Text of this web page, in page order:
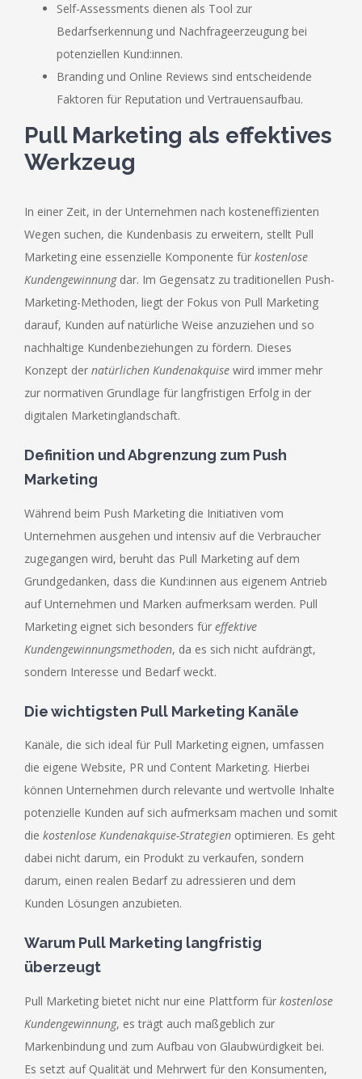
Self-Assessments dienen als Tool zur
Bedarfserkennung und Nachfrageerzeugung bei
potenziellen Kund:innen.
Branding und Online Reviews sind entscheidende
Faktoren für Reputation und Vertrauensaufbau.
Pull Marketing als effektives
Werkzeug
In einer Zeit, in der Unternehmen nach kosteneffizienten
Wegen suchen, die Kundenbasis zu erweitern, stellt Pull
Marketing eine essenzielle Komponente für kostenlose
Kundengewinnungdar. Im Gegensatz zu traditionellen Push-
Marketing-Methoden, liegt der Fokus von Pull Marketing
darauf, Kunden auf natürliche Weise anzuziehen und so
nachhaltige Kundenbeziehungen zu fördern. Dieses
Konzept der natürlichen Kundenakquise wird immer mehr
zur normativen Grundlage für langfristigen Erfolg in der
digitalen Marketinglandschaft.
Definition und Abgrenzung zum Push
Marketing
Während beim Push Marketing die Initiativen vom
Unternehmen ausgehen und intensiv auf die Verbraucher
zugegangen wird, beruht das Pull Marketing auf dem
Grundgedanken, dass die Kund:innen aus eigenem Antrieb
auf Unternehmen und Marken aufmerksam werden. Pull
Marketing eignet sich besonders für effektive
Kundengewinnungsmethoden, da es sich nicht aufdrängt,
sondern Interesse und Bedarf weckt.
Die wichtigsten Pull Marketing Kanäle
Kanäle, die sich ideal für Pull Marketing eignen, umfassen
die eigene Website, PR und Content Marketing. Hierbei
können Unternehmen durch relevante und wertvolle Inhalte
potenzielle Kunden auf sich aufmerksam machen und somit
die kostenlose Kundenakquise-Strategien optimieren. Es geht
dabei nicht darum, ein Produkt zu verkaufen, sondern
darum, einen realen Bedarf zu adressieren und dem
Kunden Lösungen anzubieten.
Warum Pull Marketing langfristig
überzeugt
Pull Marketing bietet nicht nur eine Plattform für kostenlose
Kundengewinnung, es trägt auch maßgeblich zur
Markenbindung und zum Aufbau von Glaubwürdigkeit bei.
Es setzt auf Qualität und Mehrwert für den Konsumenten,